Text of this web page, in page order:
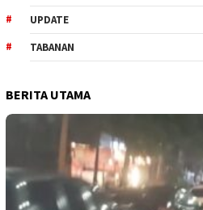
UPDATE
TABANAN
BERITA UTAMA